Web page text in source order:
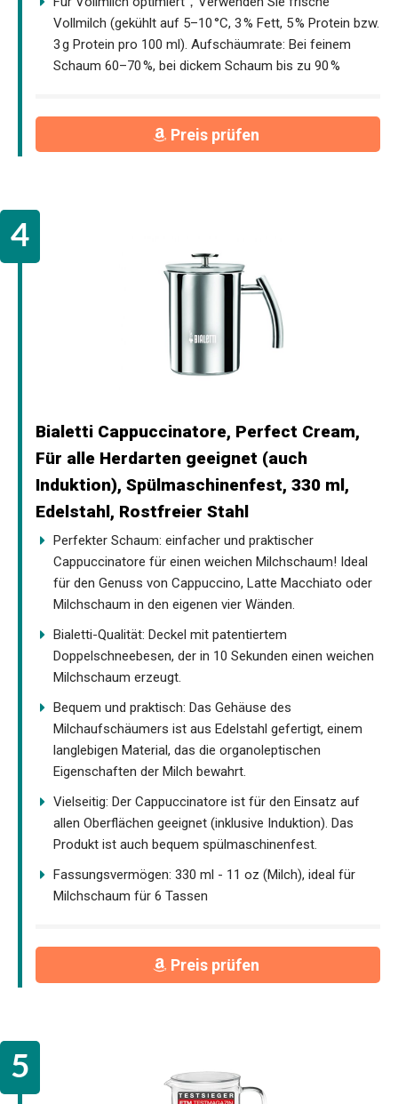
Vollmilch (gekühlt auf 5–10 °C, 3 % Fett, 5 % Protein bzw.
3 g Protein pro 100 ml). Aufschäumrate: Bei feinem
Schaum 60–70 %, bei dickem Schaum bis zu 90 %
Preis prüfen
Bialetti Cappuccinatore, Perfect Cream,
Für alle Herdarten geeignet (auch
Induktion), Spülmaschinenfest, 330 ml,
Edelstahl, Rostfreier Stahl
Perfekter Schaum: einfacher und praktischer
Cappuccinatore für einen weichen Milchschaum! Ideal
für den Genuss von Cappuccino, Latte Macchiato oder
Milchschaum in den eigenen vier Wänden.
Bialetti-Qualität: Deckel mit patentiertem
Doppelschneebesen, der in 10 Sekunden einen weichen
Milchschaum erzeugt.
Bequem und praktisch: Das Gehäuse des
Milchaufschäumers ist aus Edelstahl gefertigt, einem
langlebigen Material, das die organoleptischen
Eigenschaften der Milch bewahrt.
Vielseitig: Der Cappuccinatore ist für den Einsatz auf
allen Oberflächen geeignet (inklusive Induktion). Das
Produkt ist auch bequem spülmaschinenfest.
Fassungsvermögen: 330 ml - 11 oz (Milch), ideal für
Milchschaum für 6 Tassen
Preis prüfen